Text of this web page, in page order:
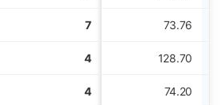
7 73.76
4 128.70
4 74.20